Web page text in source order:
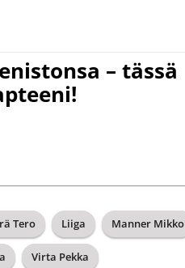
– tässä
Tero Liiga Manner Mikko
Virta Pekka